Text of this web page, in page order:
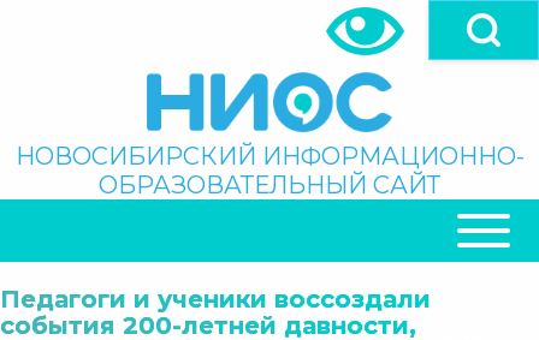
Поиск
НОВОСИБИРСКИЙ ИНФОРМАЦИОННО-
ОБРАЗОВАТЕЛЬНЫЙ САЙТ
НАВИГАЦИЯ
Педагоги и ученики воссоздали
события 200-летней давности,